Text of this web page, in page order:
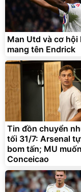
Man Utd và cơ hội
mang tên Endrick
Tin đồn chuyển
tối 31/7: Arsenal
bom tấn; MU
Conceicao